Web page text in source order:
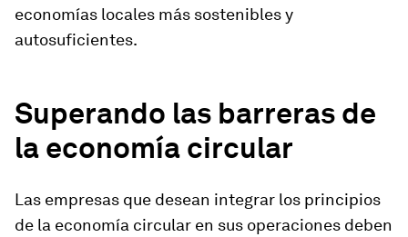
economías locales más sostenibles y
autosuficientes.
Superando las barreras de
la economía circular
Las empresas que desean integrar los principios
de la economía circular en sus operaciones deben